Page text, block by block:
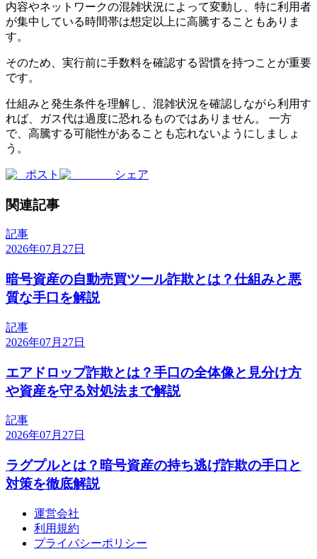
内容やネットワークの混雑状況によって変動し、特に利用者
が集中している時間帯は想定以上に高騰することもありま
す。
そのため、実行前に手数料を確認する習慣を持つことが重要
です。
仕組みと発生条件を理解し、混雑状況を確認しながら利用す
れば、ガス代は過度に恐れるものではありません。 一方
で、高騰する可能性があることも忘れないようにしましょ
う。
ポスト シェア
関連記事
記事
2026年07月27日
暗号資産の自動売買ツール詐欺とは？仕組みと悪
質な手口を解説
記事
2026年07月27日
エアドロップ詐欺とは？手口の全体像と見分け方
や資産を守る対処法まで解説
記事
2026年07月27日
ラグプルとは？暗号資産の持ち逃げ詐欺の手口と
対策を徹底解説
運営会社
利用規約
プライバシーポリシー